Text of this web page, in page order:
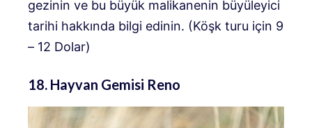
gezinin ve bu büyük malikanenin büyüleyici
tarihi hakkında bilgi edinin. (Köşk turu için 9
– 12 Dolar)
18. Hayvan Gemisi Reno